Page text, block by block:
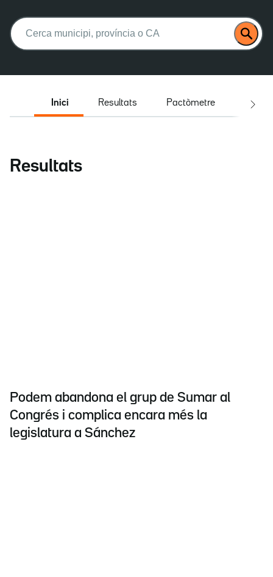
Buscar:
Inici Resultats Pactòmetre
Resultats
Podem abandona el grup de Sumar al
Congrés i complica encara més la
legislatura a Sánchez